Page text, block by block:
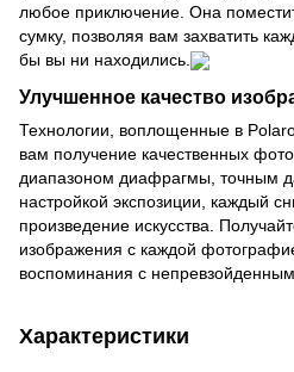
любое приключение. Она
сумку, позволяя вам захватить
бы вы ни находились.
Улучшенное качество
Технологии, воплощенные в
вам получение качественных
диапазоном диафрагмы, точным
настройкой экспозиции, каждый
произведение искусства.
изображения с каждой
воспоминания с непревзойденным
Характеристики